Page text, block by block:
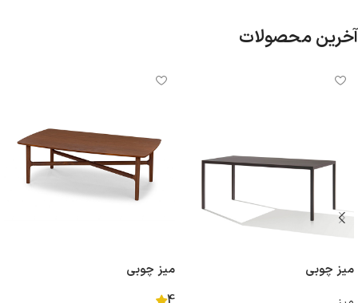
آخرین محصولات
میز چوبی
میز چوبی